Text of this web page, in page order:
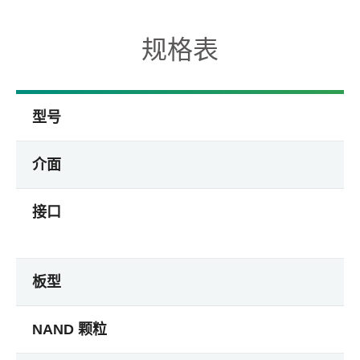
规格表
型号
介面
接口
板型
NAND 颗粒